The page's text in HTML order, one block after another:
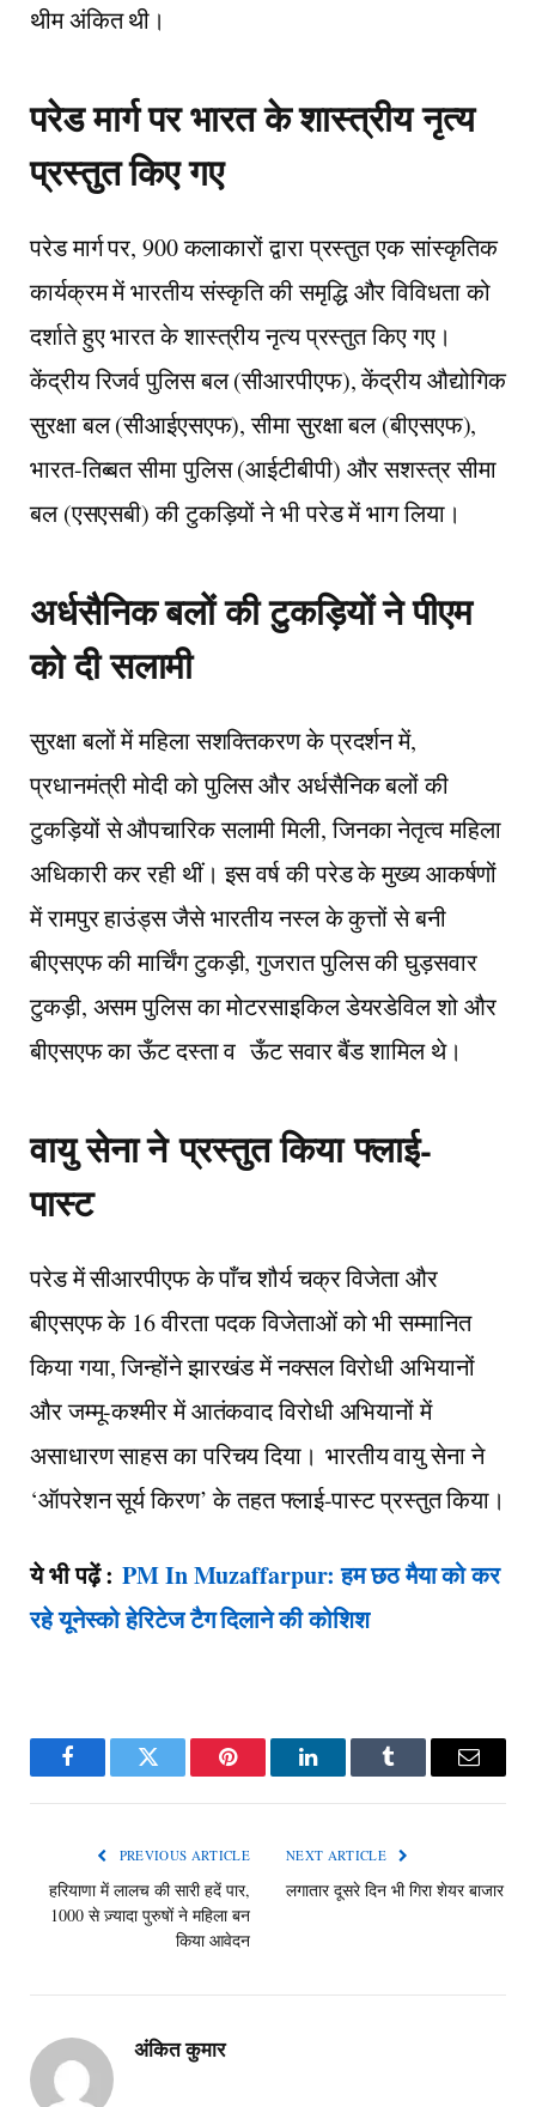
थीम अंकित थी।
परेड मार्ग पर भारत के शास्त्रीय नृत्य
प्रस्तुत किए गए
परेड मार्ग पर, 900 कलाकारों द्वारा प्रस्तुत एक सांस्कृतिक
कार्यक्रम में भारतीय संस्कृति की समृद्धि और विविधता को
दर्शाते हुए भारत के शास्त्रीय नृत्य प्रस्तुत किए गए।
केंद्रीय रिजर्व पुलिस बल (सीआरपीएफ), केंद्रीय औद्योगिक
सुरक्षा बल (सीआईएसएफ), सीमा सुरक्षा बल (बीएसएफ),
भारत-तिब्बत सीमा पुलिस (आईटीबीपी) और सशस्त्र सीमा
बल (एसएसबी) की टुकड़ियों ने भी परेड में भाग लिया।
अर्धसैनिक बलों की टुकड़ियों ने पीएम
को दी सलामी
सुरक्षा बलों में महिला सशक्तिकरण के प्रदर्शन में,
प्रधानमंत्री मोदी को पुलिस और अर्धसैनिक बलों की
टुकड़ियों से औपचारिक सलामी मिली, जिनका नेतृत्व महिला
अधिकारी कर रही थीं। इस वर्ष की परेड के मुख्य आकर्षणों
में रामपुर हाउंड्स जैसे भारतीय नस्ल के कुत्तों से बनी
बीएसएफ की मार्चिंग टुकड़ी, गुजरात पुलिस की घुड़सवार
टुकड़ी, असम पुलिस का मोटरसाइकिल डेयरडेविल शो और
बीएसएफ का ऊँट दस्ता व ऊँट सवार बैंड शामिल थे।
वायु सेना नेप्रस्तुत कियाफ्लाई-
पास्ट
परेड में सीआरपीएफ के पाँच शौर्य चक्र विजेता और
बीएसएफ के 16 वीरता पदक विजेताओं को भी सम्मानित
किया गया, जिन्होंने झारखंड में नक्सल विरोधी अभियानों
और जम्मू-कश्मीर में आतंकवाद विरोधी अभियानों में
असाधारण साहस का परिचय दिया। भारतीय वायु सेना ने
‘ऑपरेशन सूर्य किरण’ के तहत फ्लाई-पास्ट प्रस्तुत किया।
ये भी पढ़ें :PM In Muzaffarpur: हम छठ मैया को कर
रहे यूनेस्को हेरिटेज टैग दिलाने की कोशिश
FacebookTwitter Pinterest LinkedInTumblr Email
PREVIOUS ARTICLE
हरियाणा में लालच की सारी हदें पार,
1000 से ज़्यादा पुरुषों ने महिला बन
किया आवेदन
NEXT ARTICLE
लगातार दूसरे दिन भी गिरा शेयर बाजार
अंकित कुमार